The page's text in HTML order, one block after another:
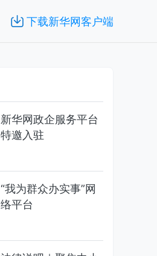
下载新华网客户端
新华网政企服务平台
特邀入驻
“我为群众办实事”网
络平台